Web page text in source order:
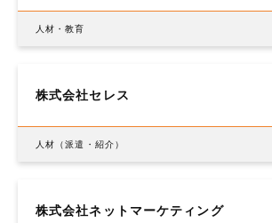
人材・教育
株式会社セレス
人材（派遣・紹介）
株式会社ネットマーケティング